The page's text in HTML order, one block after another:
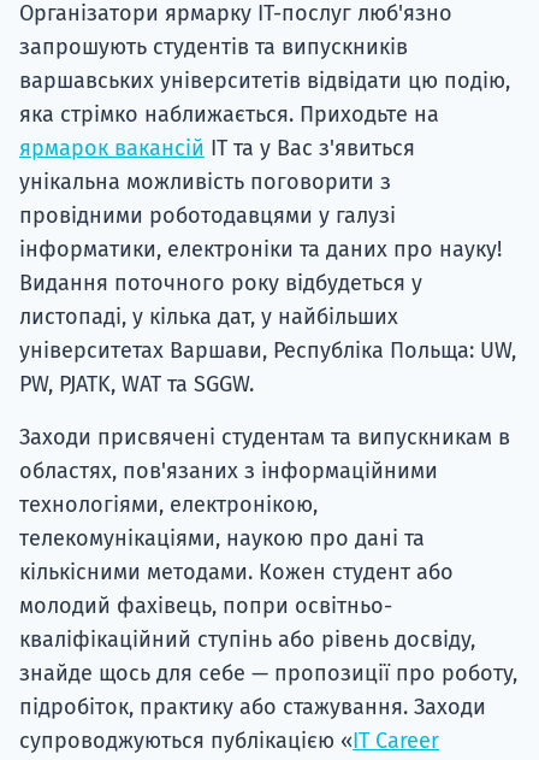
Організатори ярмарку IT-послуг люб'язно
запрошують студентів та випускників
варшавських університетів відвідати цю подію,
яка стрімко наближається. Приходьте на
ярмарок вакансій ІТ та у Вас з'явиться
унікальна можливість поговорити з
провідними роботодавцями у галузі
інформатики, електроніки та даних про науку!
Видання поточного року відбудеться у
листопаді, у кілька дат, у найбільших
університетах Варшави, Республіка Польща: UW,
PW, PJATK, WAT та SGGW.
Заходи присвячені студентам та випускникам в
областях, пов'язаних з інформаційними
технологіями, електронікою,
телекомунікаціями, наукою про дані та
кількісними методами. Кожен студент або
молодий фахівець, попри освітньо-
кваліфікаційний ступінь або рівень досвіду,
знайде щось для себе — пропозиції про роботу,
підробіток, практику або стажування. Заходи
супроводжуються публікацією «IT Career